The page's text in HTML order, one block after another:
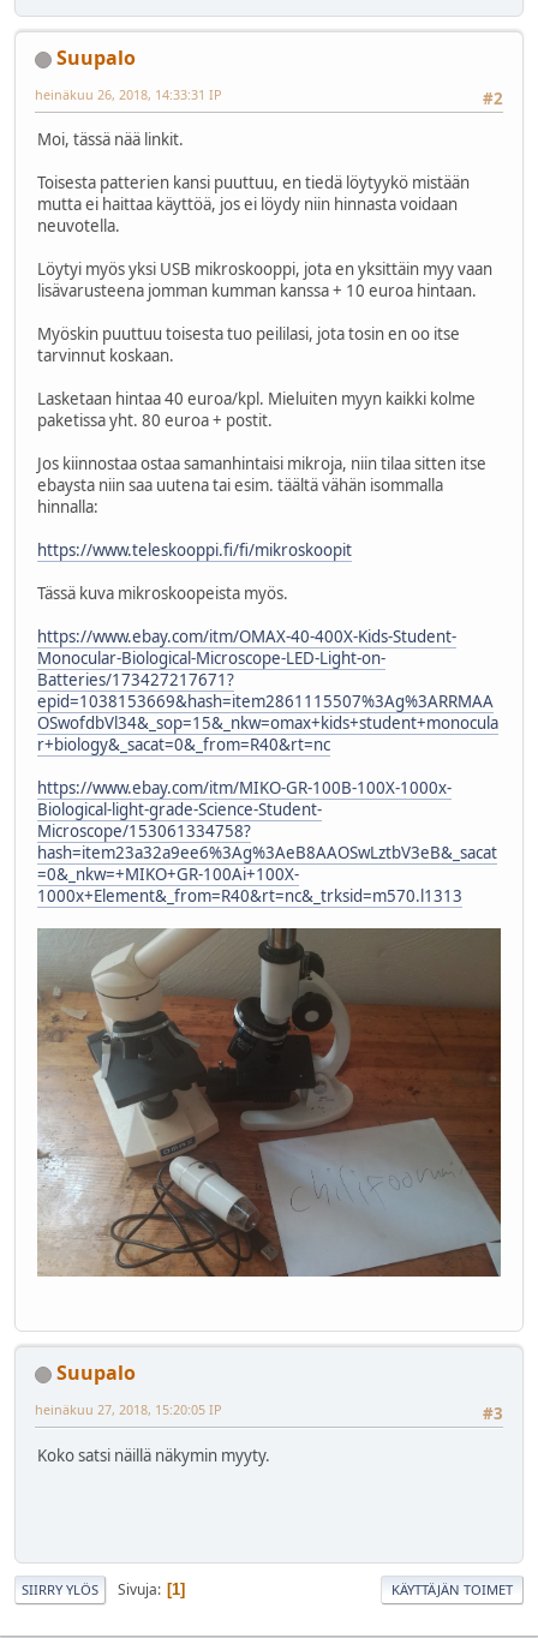
Suupalo
#2
heinäkuu 26, 2018, 14:33:31 IP
Moi, tässä nää linkit.
Toisesta patterien kansi puuttuu, en tiedä löytyykö mistään
mutta ei haittaa käyttöä, jos ei löydy niin hinnasta voidaan
neuvotella.
Löytyi myös yksi USB mikroskooppi, jota en yksittäin myy vaan
lisävarusteena jomman kumman kanssa + 10 euroa hintaan.
Myöskin puuttuu toisesta tuo peililasi, jota tosin en oo itse
tarvinnut koskaan.
Lasketaan hintaa 40 euroa/kpl. Mieluiten myyn kaikki kolme
paketissa yht. 80 euroa + postit.
Jos kiinnostaa ostaa samanhintaisi mikroja, niin tilaa sitten itse
ebaysta niin saa uutena tai esim. täältä vähän isommalla
hinnalla:
https://www.teleskooppi.fi/fi/mikroskoopit
Tässä kuva mikroskoopeista myös.
https://www.ebay.com/itm/OMAX-40-400X-Kids-Student-
Monocular-Biological-Microscope-LED-Light-on-
Batteries/173427217671?
epid=1038153669&hash=item2861115507%3Ag%3ARRMAA
OSwofdbVl34&_sop=15&_nkw=omax+kids+student+monocula
r+biology&_sacat=0&_from=R40&rt=nc
https://www.ebay.com/itm/MIKO-GR-100B-100X-1000x-
Biological-light-grade-Science-Student-
Microscope/153061334758?
hash=item23a32a9ee6%3Ag%3AeB8AAOSwLztbV3eB&_sacat
=0&_nkw=+MIKO+GR-100Ai+100X-
1000x+Element&_from=R40&rt=nc&_trksid=m570.l1313
Suupalo
#3
heinäkuu 27, 2018, 15:20:05 IP
Koko satsi näillä näkymin myyty.
SIIRRY YLÖS Sivuja 1 KÄYTTÄJÄN TOIMET